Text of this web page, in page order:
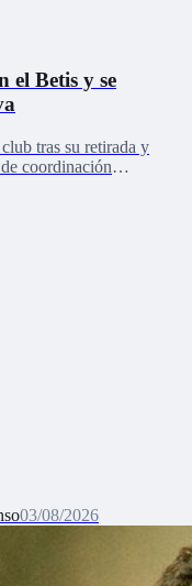
el Betis y se
tras su retirada y
coordinación
03/08/2026